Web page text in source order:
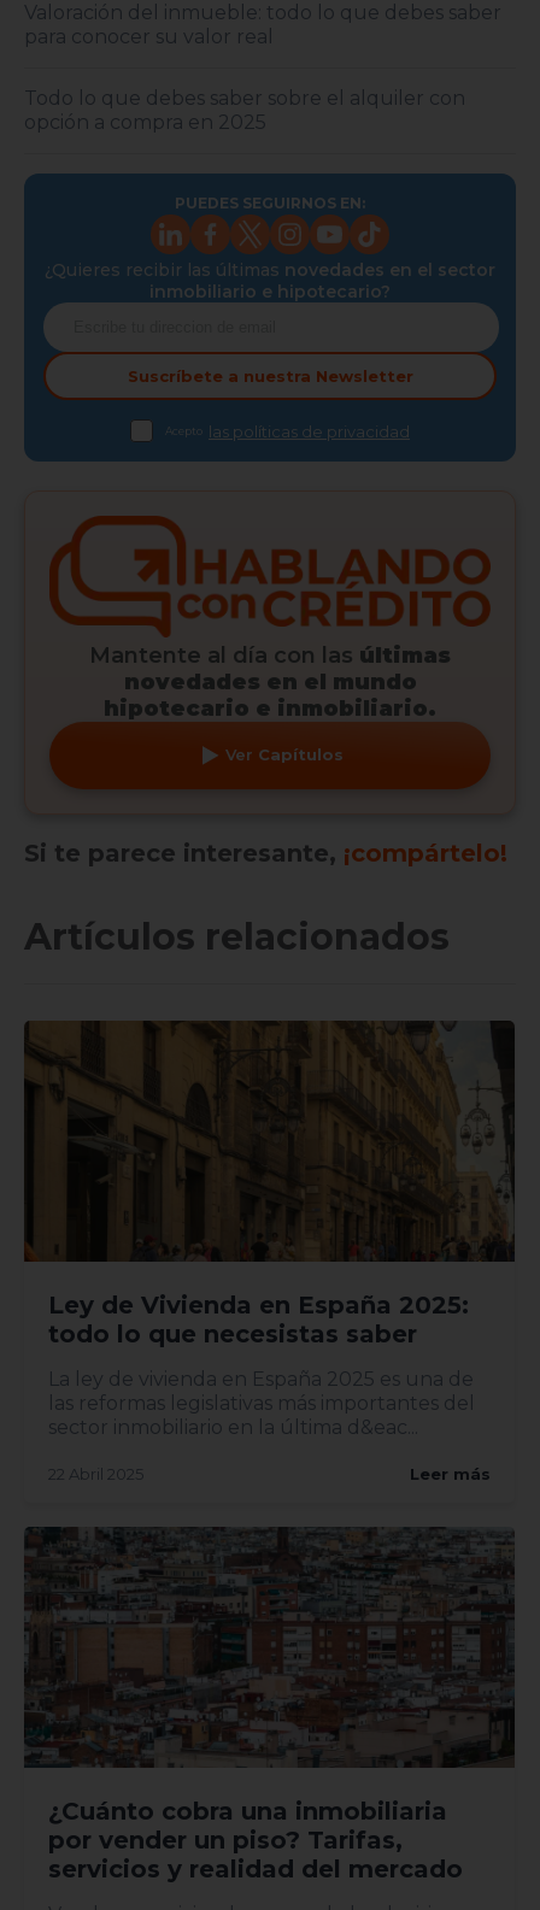
Valoración del inmueble: todo lo que debes saber
para conocer su valor real
Todo lo que debes saber sobre el alquiler con
opción a compra en 2025
PUEDES SEGUIRNOS EN:
¿Quieres recibir las últimas novedades en el sector
inmobiliario e hipotecario?
Suscríbete a nuestra Newsletter
Acepto las políticas de privacidad
Mantente al día con las últimas
novedades en el mundo
hipotecario e inmobiliario.
Ver Capítulos
Si te parece interesante, ¡compártelo!
Artículos relacionados
Ley de Vivienda en España 2025:
todo lo que necesistas saber
La ley de vivienda en España 2025 es una de
las reformas legislativas más importantes del
sector inmobiliario en la última d&eac...
22 Abril 2025 Leer más
¿Cuánto cobra una inmobiliaria
por vender un piso? Tarifas,
servicios y realidad del mercado